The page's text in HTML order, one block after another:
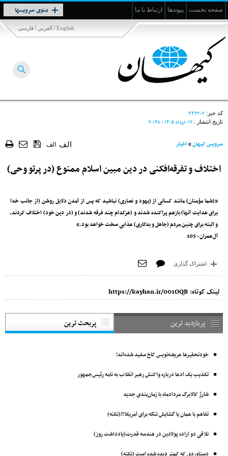
صفحه نخست پیوندها ارتباط با ما منوی سرویسها
Toggle
navigation
فارسی | العربي | English
کد خبر: ۳۳۲۲۰۷
تاریخ انتشار : ۱۲ خرداد ۱۴۰۵ - ۲۰:۴۸
سرویس کیهان»اخبار الف الف
اختلاف‌ و تفرقه‌‌افکنی در دین مبین اسلام ممنوع (در پرتو وحی)
«(شما مؤمنان) مانند کسانی از (یهود و نصاری) نباشید که پس از آمدن دلایل روشن (از جانب خدا
برای هدایت آنها) بازهم پراکنده شدند و (هرکدام چند فرقه شدند) و (در دین خود) اختلاف کردند،
و البته برای چنین مردم (جاهل و بدکاری) عذابی سخت خواهد بود.»
آل‌عمران- 105
اشتراک گذاری
لینک کوتاه: https://kayhan.ir/001OQB
پربازدید ترین پربحث ترین
خودتحقیرها عریضه‌نویس کاخ سفید شده‌اند!
تکذیب یک ادعا درباره واکنش رهبر انقلاب به نامه رئیس‌جمهور
شارژ کالابرگ مردادماه با زمان‌بندی جدید
تفاهم با عمان یا گشایش تنگه برای آمریکا؟!(نکته)
تلاقی دو اراده پولادین در هندسه قدرت(یادداشت روز)